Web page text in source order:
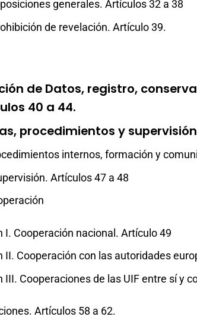
generales. Artículos 32 a 38
de revelación. Artículo 39.
de Datos, registro,
40 a 44.
procedimientos y
internos, formación y
Artículos 47 a 48
I. Cooperación nacional. Artículo 49
II. Cooperación con las autoridades
III. Cooperaciones de las UIF entre sí y
Artículos 58 a 62.